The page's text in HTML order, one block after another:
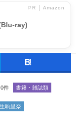
PR │ Amazon
ray)
0件 書籍・雑誌類
生駒里奈